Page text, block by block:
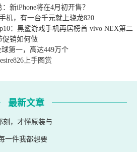
新iPhone将在4月初开售？
机，有一台千元就上骁龙820
：黑鲨游戏手机再居榜首 vivo NEX第二
促销如何做
第一，高达449万个
上手图赏
最新文章
刻，才懂原装与
一件我都想要